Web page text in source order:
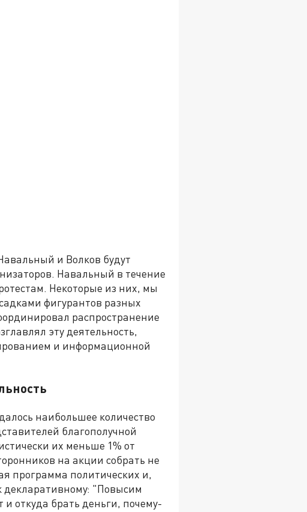
и Волков будут
Навальный в течение
Некоторые из них, мы
фигурантов разных
распространение
эту деятельность,
и информационной
наибольшее количество
благополучной
их меньше 1% от
на акции собрать не
программа политических и,
декларативному: "Повысим
и откуда брать деньги, почему-